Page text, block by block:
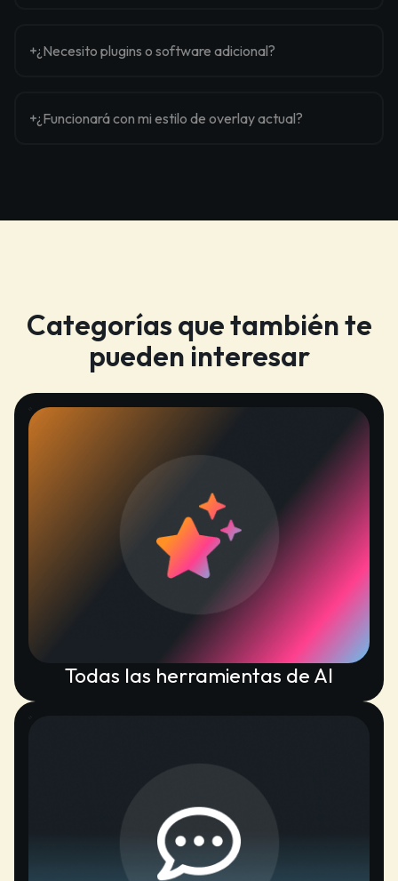
¿Necesito plugins o software adicional?
¿Funcionará con mi estilo de overlay actual?
Categorías que también te
pueden interesar
Todas las herramientas de AI